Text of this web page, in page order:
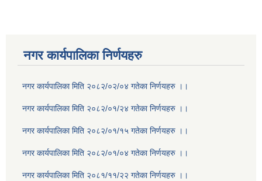
नगर कार्यपालिका निर्णयहरु
नगर कार्यपालिका मिति २०८२/०२/०४ गतेका निर्णयहरु ।।
नगर कार्यपालिका मिति २०८२/०१/२४ गतेका निर्णयहरु ।।
नगर कार्यपालिका मिति २०८२/०१/१५ गतेका निर्णयहरु ।।
नगर कार्यपालिका मिति २०८२/०१/०४ गतेका निर्णयहरु ।।
नगर कार्यपालिका मिति २०८१/११/२२ गतेका निर्णयहरु ।।